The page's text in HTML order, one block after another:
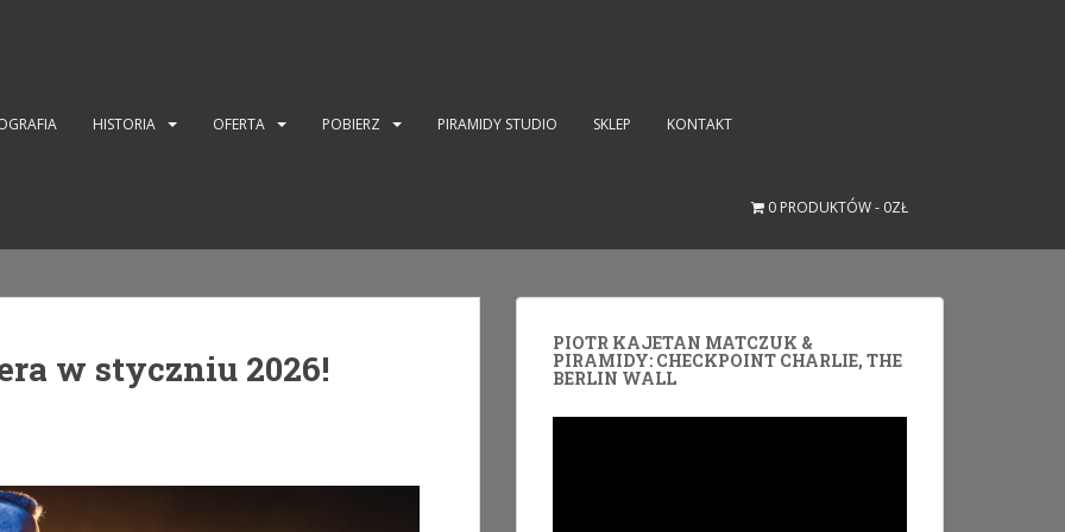
HISTORIA OFERTA POBIERZ PIRAMIDY STUDIO SKLEP KONTAKT
0 PRODUKTÓW 0ZŁ
w styczniu 2026!
PIOTR KAJETAN MATCZUK &
PIRAMIDY: CHECKPOINT CHARLIE, THE
BERLIN WALL